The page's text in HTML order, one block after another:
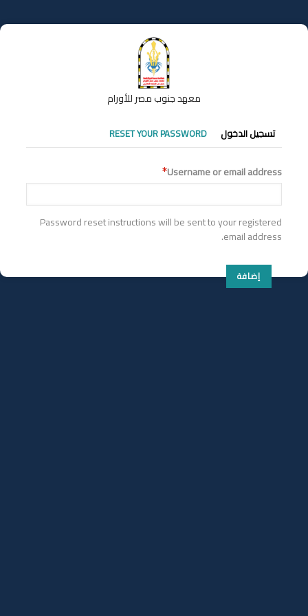
إلى
المحتوى
معهد جنوب مصر للأورام
التبويبات
الأساسية
تسجيل الدخول RESET YOUR PASSWORD
Username or email address
Password reset instructions will be sent to your registered
email address.